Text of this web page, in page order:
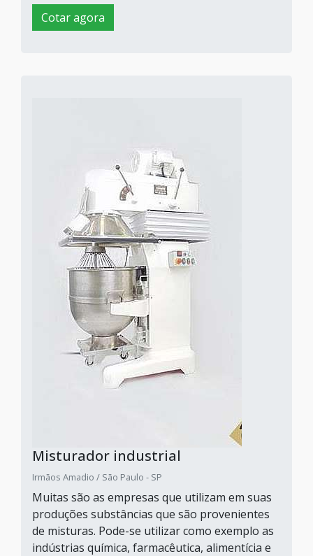
Cotar agora
Misturador industrial
Irmãos Amadio / São Paulo - SP
Muitas são as empresas que utilizam em suas
produções substâncias que são provenientes
de misturas. Pode-se utilizar como exemplo as
indústrias química, farmacêutica, alimentícia e